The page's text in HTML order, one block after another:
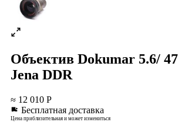
Объектив Dokumar 5.6/
Jena DDR
≈ 12 010 Р
Бесплатная доставка
Цена приблизительная и может измениться